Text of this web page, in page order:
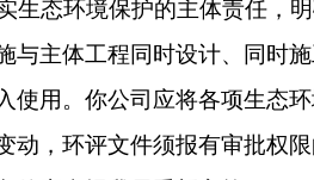
媒体 地州市政府